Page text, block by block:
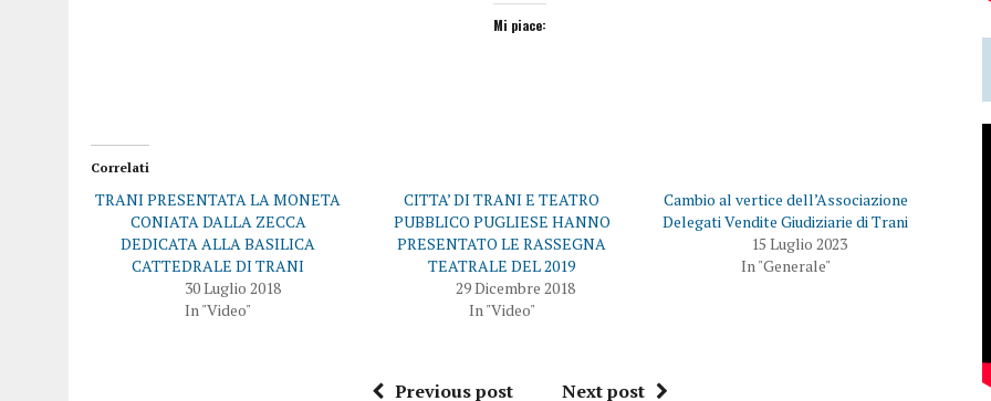
Mi piace:
Correlati
TRANI PRESENTATA LA MONETA
CONIATA DALLA ZECCA
DEDICATA ALLA BASILICA
CATTEDRALE DI TRANI
30 Luglio 2018
In "Video"
CITTA’ DI TRANI E TEATRO
PUBBLICO PUGLIESE HANNO
PRESENTATO LE RASSEGNA
TEATRALE DEL 2019
29 Dicembre 2018
In "Video"
Cambio al vertice dell’Associazione
Delegati Vendite Giudiziarie di Trani
15 Luglio 2023
In "Generale"
Previous post Next post